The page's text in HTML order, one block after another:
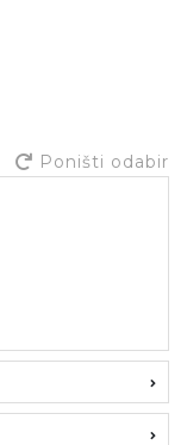
Poništi odabir